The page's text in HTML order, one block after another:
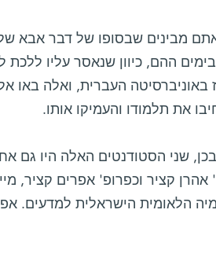
אתם מבינים שבסופו של דבר אבא
ההם, כיוון שנאסר עליו ללכת
העברית, ואלה באו
את תלמודו והעמיקו אותו.
ובכן, שני הסטודנטים האלה היו גם
קציר וכפרופ' אפרים קציר,
הלאומית הישראלית למדעים.